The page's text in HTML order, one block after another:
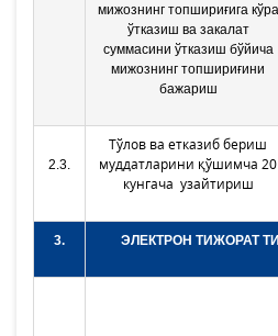
мижознинг топшириғига кўра
ўтказиш ва закалат
суммасини ўтказиш бўйича
мижознинг топшириғини
бажариш
2.3.
Тўлов ва етказиб бериш
муддатларини қўшимча 20
кунгача узайтириш
3. ЭЛЕКТРОН ТИЖОРАТ